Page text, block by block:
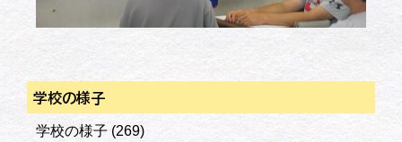
学校の様子
学校の様子 (269)